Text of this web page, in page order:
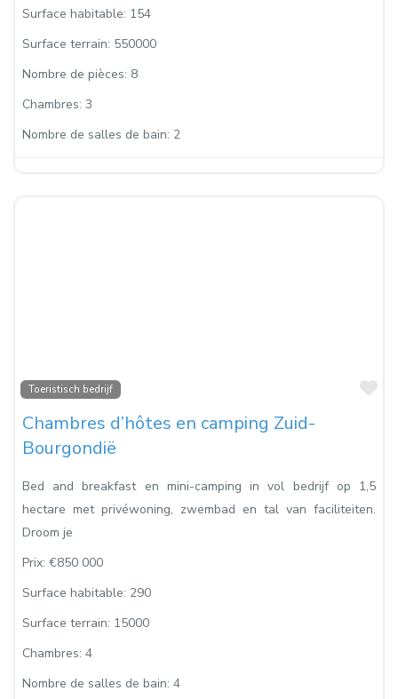
Surface habitable: 154
Surface terrain: 550000
Nombre de pièces: 8
Chambres: 3
Nombre de salles de bain: 2
Toeristisch bedrijf
Chambres d’hôtes en camping Zuid-
Bourgondië
Bed and breakfast en mini-camping in vol bedrijf op 1,5
hectare met privéwoning, zwembad en tal van faciliteiten.
Droom je
Prix: €850 000
Surface habitable: 290
Surface terrain: 15000
Chambres: 4
Nombre de salles de bain: 4